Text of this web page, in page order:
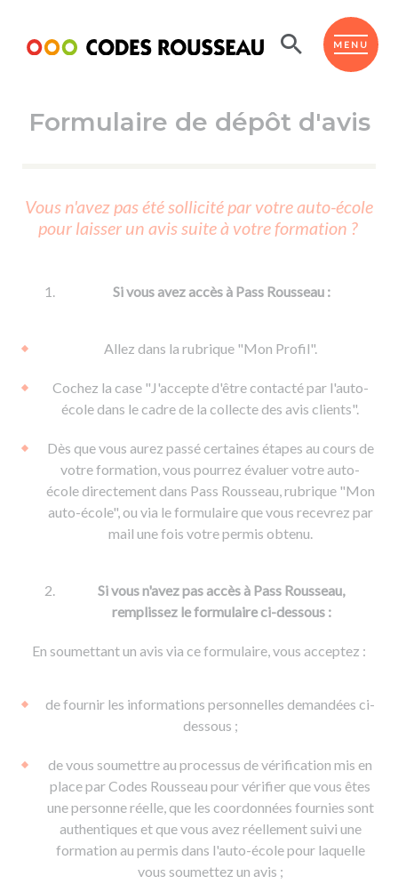
MENU
ESPACE ÉLÈVE
Code de la route
Passer l'ASSR
Réviser le code
Passer l'ETM
Permis voiture
Permis remorque
Permis & handicap
d'apprentissage
De la conduite en voiture
De la conduite à moto
Voir tous les supports
Formations pro.
Permis poids lourd
Formation FCO
Formation CACES
Devenir enseignant de la conduite
Ressources
Formulaire de dépôt d'avis
Vous n'avez pas été sollicité par votre auto-école
pour laisser un avis suite à votre formation ?
Si vous avez accès à Pass Rousseau :
Allez dans la rubrique "Mon Profil".
Cochez la case "J'accepte d'être contacté par l'auto-
école dans le cadre de la collecte des avis clients".
Dès que vous aurez passé certaines étapes au cours de
votre formation, vous pourrez évaluer votre auto-
école directement dans Pass Rousseau, rubrique "Mon
auto-école", ou via le formulaire que vous recevrez par
mail une fois votre permis obtenu.
Si vous n'avez pas accès à Pass Rousseau,
remplissez le formulaire ci-dessous :
En soumettant un avis via ce formulaire, vous acceptez :
de fournir les informations personnelles demandées ci-
dessous ;
de vous soumettre au processus de vérification mis en
place par Codes Rousseau pour vérifier que vous êtes
une personne réelle, que les coordonnées fournies sont
authentiques et que vous avez réellement suivi une
formation au permis dans l'auto-école pour laquelle
vous soumettez un avis ;